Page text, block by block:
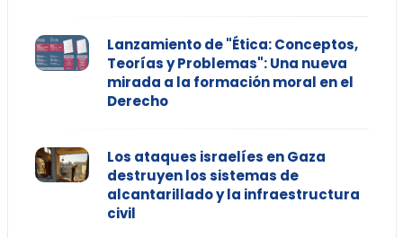
Lanzamiento de "Ética: Conceptos,
Teorías y Problemas": Una nueva
mirada a la formación moral en el
Derecho
Los ataques israelíes en Gaza
destruyen los sistemas de
alcantarillado y la infraestructura
civil